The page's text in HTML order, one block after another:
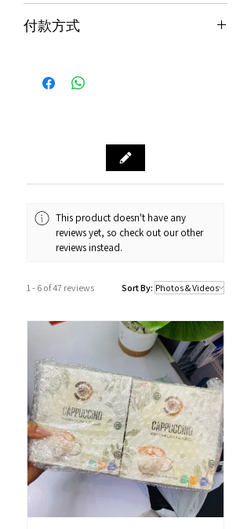
物保障 (不包括人為損壞並須要保留完
本地速遞
順豐到付/自取點
門市資料：觀塘秀茂坪商場街市74A號
Whatsapp：34811128
訂購及送貨時間
若果商品不幸出現沒有現貨或需要更長
或電話方式通知顧客。
付款方式
Alipay支付寶 / WeChat Pay微信支付 /
Octopus八達通 / Fps轉數快
This product doesn't have any
reviews yet, so check out our other
reviews instead.
1 - 6 of 47 reviews Sort By: